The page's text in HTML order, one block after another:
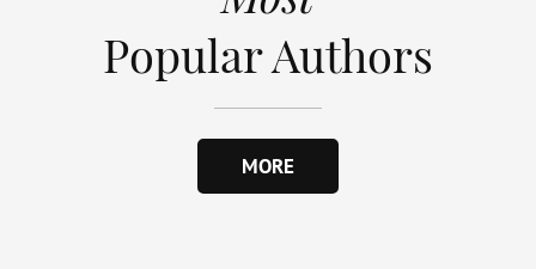
Popular Authors
MORE